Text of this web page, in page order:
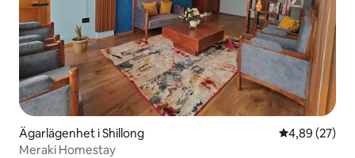
Ägarlägenhet i Shillong 4,89 av 5 i
4,89 (27)
Meraki Homestay